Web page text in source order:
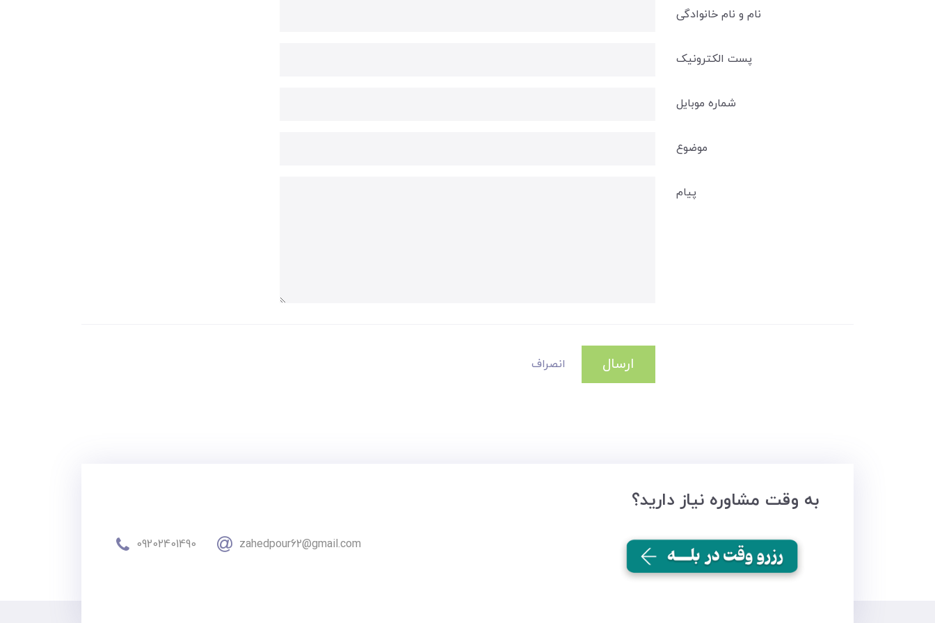
نام و نام خانوادگی
پست الکترونیک
شماره موبایل
موضوع
پیام
ارسال انصراف
به وقت مشاوره نیاز دارید؟
zahedpour62@gmail.com
09202401490